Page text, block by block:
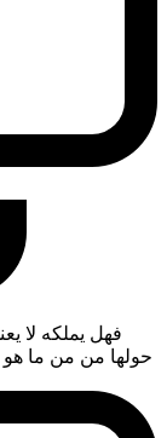
فهل يملكه لا
حولها من من ما هو